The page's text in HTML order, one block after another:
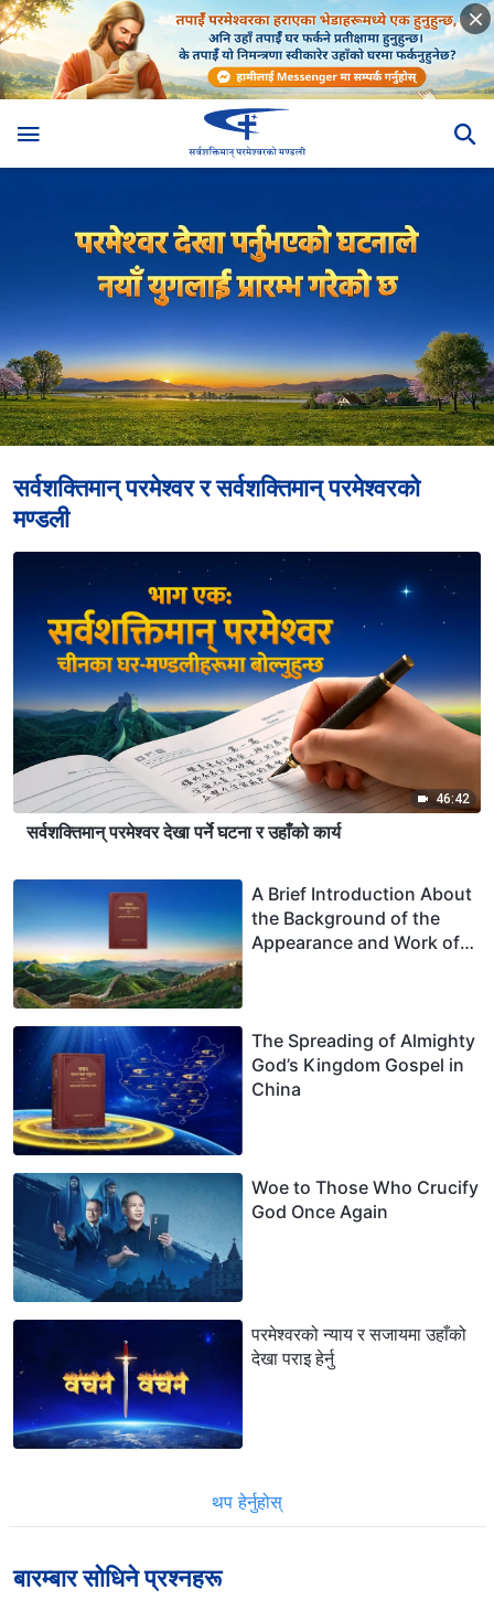
सर्वशक्तिमान् परमेश्‍वर र सर्वशक्तिमान्‌ परमेश्‍वरको
मण्डली
46:42
सर्वशक्तिमान् परमेश्‍वर देखा पर्ने घटना र उहाँको कार्य
A Brief Introduction About
the Background of the
Appearance and Work of
The Spreading of Almighty
God’s Kingdom Gospel in
China
Woe to Those Who Crucify
God Once Again
परमेश्‍वरको न्याय र सजायमा उहाँको
देखा पराइ हेर्नु
थप हेर्नुहोस्
बारम्बार सोधिने प्रश्नहरू